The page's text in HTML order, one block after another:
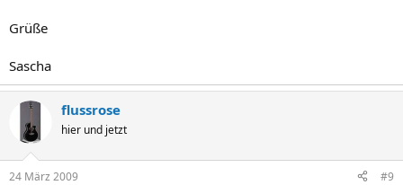
Grüße
Sascha
flussrose
hier und jetzt
24 März 2009 #9